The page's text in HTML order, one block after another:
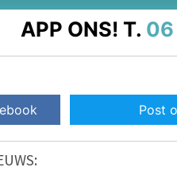
APP ONS! T. 06
Post